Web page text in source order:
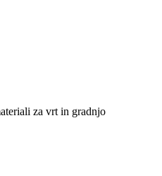
za vrt in gradnjo